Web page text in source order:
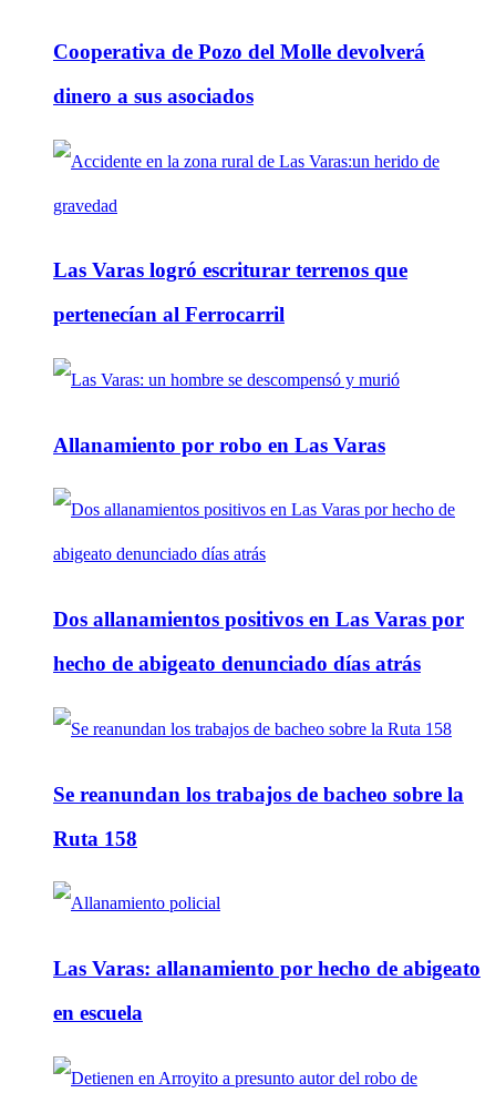
Cooperativa de Pozo del Molle devolverá
dinero a sus asociados
Las Varas logró escriturar terrenos que
pertenecían al Ferrocarril
Allanamiento por robo en Las Varas
Dos allanamientos positivos en Las Varas por
hecho de abigeato denunciado días atrás
Se reanundan los trabajos de bacheo sobre la
Ruta 158
Las Varas: allanamiento por hecho de abigeato
en escuela